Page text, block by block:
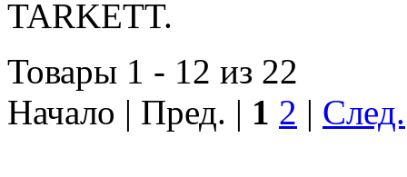
TARKETT.
Товары 1 - 12 из 22
Начало | Пред. | 1 2 | След.